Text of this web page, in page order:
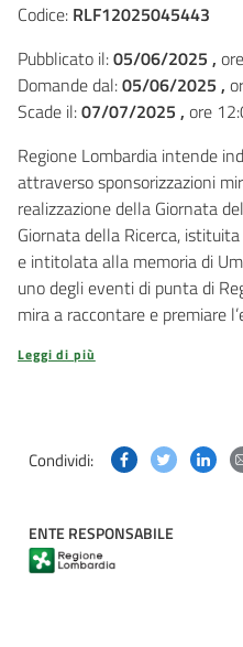
Codice: RLF12025045443
Pubblicato il:05/06/2025 ,
Domande dal:05/06/2025 ,
Scade il:07/07/2025 , ore
Regione Lombardia intende
attraverso sponsorizzazioni
realizzazione della Giornata
Giornata della Ricerca,
e intitolata alla memoria di
uno degli eventi di punta di
mira a raccontare e premiare
Leggi di più
Condividi: Condividi
ENTE RESPONSABILE